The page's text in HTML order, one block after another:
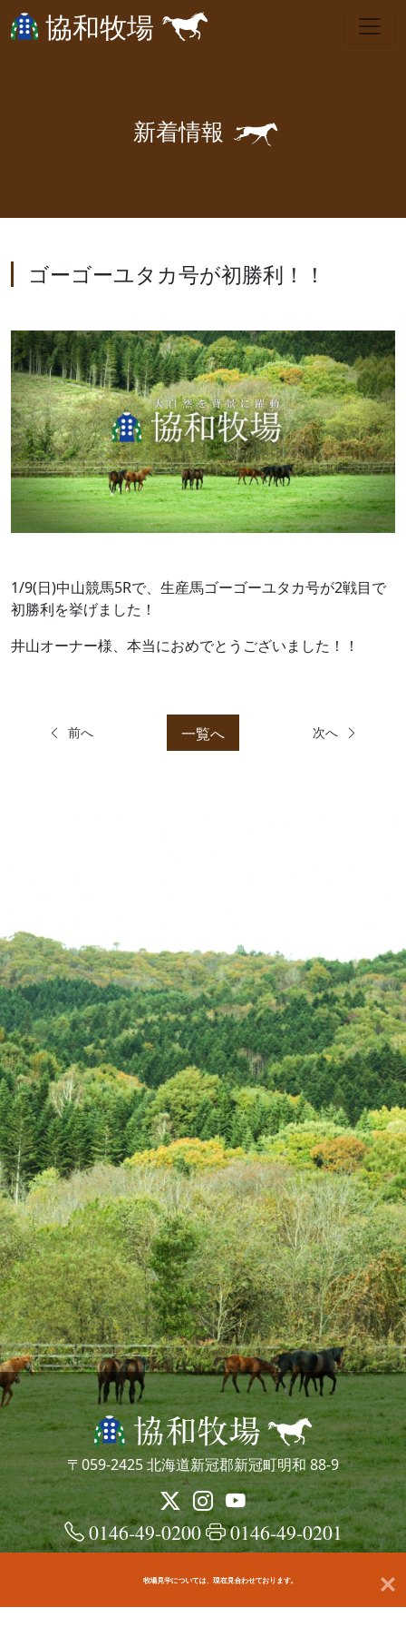
協和牧場
新着情報 🐎
ゴーゴーユタカ号が初勝利！！
1/9(日)中山競馬5Rで、生産馬ゴーゴーユタカ号が2戦目で
初勝利を挙げました！
井山オーナー様、本当におめでとうございました！！
前へ 一覧へ 次へ
〒059-2425 北海道新冠郡新冠町明和 88-9
0146-49-0200 0146-49-0201
牧場見学については、現在見合わせております。